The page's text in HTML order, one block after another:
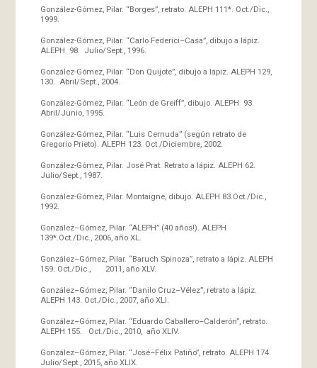
González-Gómez, Pilar. “Borges”, retrato. ALEPH 111*. Oct./Dic.,
1999.
González-Gómez, Pilar. “Carlo Federici–Casa”, dibujo a lápiz.
ALEPH 98. Julio/Sept., 1996.
González-Gómez, Pilar. “Don Quijote”, dibujo a lápiz. ALEPH 129,
130. Abril/Sept., 2004.
González-Gómez, Pilar. “León de Greiff”, dibujo. ALEPH 93.
Abril/Junio, 1995.
González-Gómez, Pilar. “Luis Cernuda” (según retrato de
Gregorio Prieto). ALEPH 123. Oct./Diciembre, 2002.
González-Gómez, Pilar. José Prat. Retrato a lápiz. ALEPH 62.
Julio/Sept., 1987.
González-Gómez, Pilar. Montaigne, dibujo. ALEPH 83.Oct./Dic.,
1992.
González–Gómez, Pilar. “ALEPH” (40 años!). ALEPH
139*.Oct./Dic., 2006, año XL.
González–Gómez, Pilar. “Baruch Spinoza”, retrato a lápiz. ALEPH
159. Oct./Dic., 2011, año XLV.
González–Gómez, Pilar. “Danilo Cruz–Vélez”, retrato a lápiz.
ALEPH 143. Oct./Dic., 2007, año XLI.
González–Gómez, Pilar. “Eduardo Caballero–Calderón”, retrato.
ALEPH 155. Oct./Dic., 2010, año XLIV.
González–Gómez, Pilar. “José–Félix Patiño”, retrato. ALEPH 174.
Julio/Sept., 2015, año XLIX.